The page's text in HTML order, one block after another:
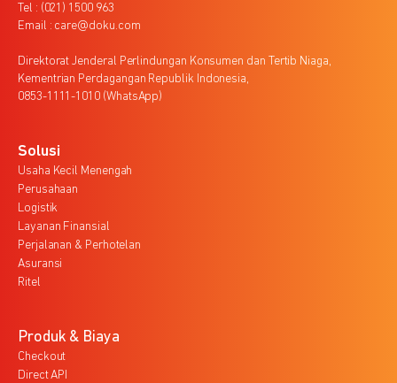
Tel : (021) 1500 963
Email : care@doku.com
Direktorat Jenderal Perlindungan Konsumen dan Tertib Niaga,
Kementrian Perdagangan Republik Indonesia,
0853-1111-1010 (WhatsApp)
Solusi
Usaha Kecil Menengah
Perusahaan
Logistik
Layanan Finansial
Perjalanan & Perhotelan
Asuransi
Ritel
Produk & Biaya
Checkout
Direct API